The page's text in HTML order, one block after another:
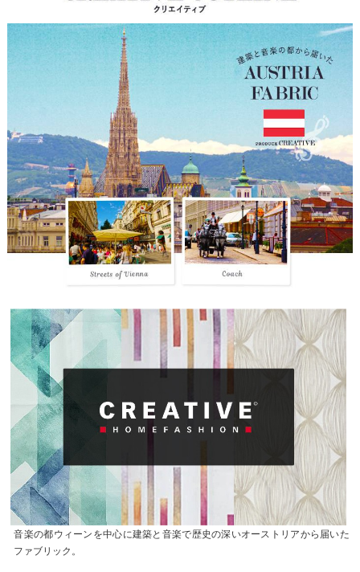
音楽の都ウィーンを中心に建築と音楽で歴史の深いオーストリアから届いた
ファブリック。